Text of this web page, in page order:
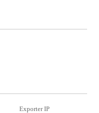
Exporter IP